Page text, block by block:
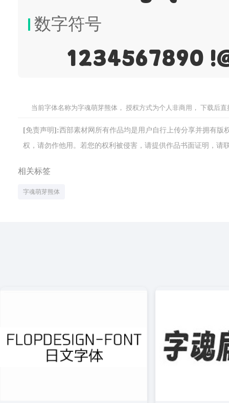
数字符号
1234567890
当前字体名称为字魂萌芽熊体， 授权方式为个人非商用， 下载后
[免责声明]:西部素材网所有作品均是用户自行上传分享并拥有
权，请勿作他用。若您的权利被侵害，请提供作品书面证明，请
相关标签
字魂萌芽熊体